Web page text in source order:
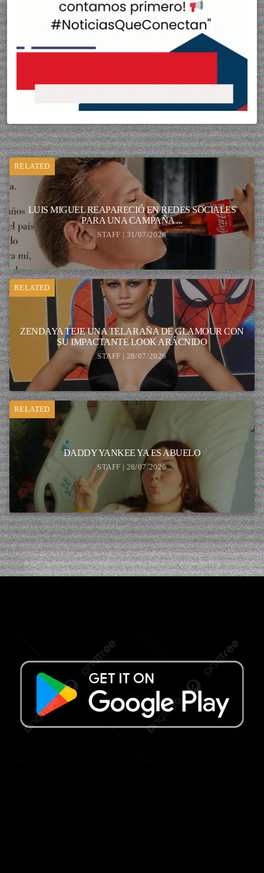
RELATED
LUIS MIGUEL REAPARECIÓ EN REDES SOCIALES
PARA UNA CAMPAÑA ...
STAFF | 31/07/2026
RELATED
ZENDAYA TEJE UNA TELARAÑA DE GLAMOUR CON
SU IMPACTANTE LOOK ARÁCNIDO
STAFF | 28/07/2026
RELATED
DADDY YANKEE YA ES ABUELO
STAFF | 28/07/2026